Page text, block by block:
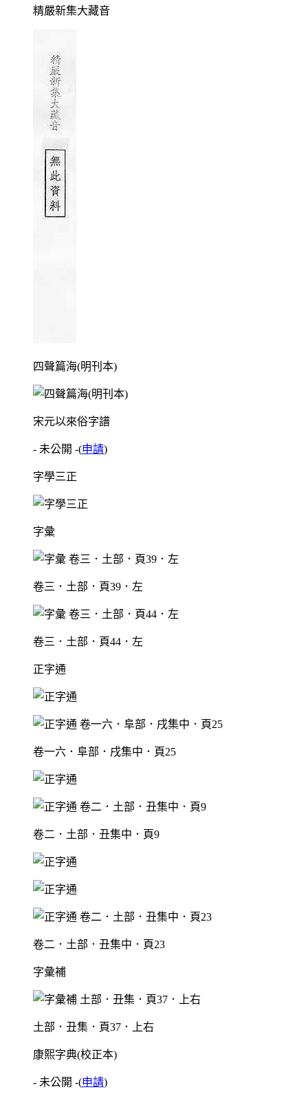
精嚴新集大藏音
四聲篇海(明刊本)
宋元以來俗字譜
- 未公開 -(申請)
字學三正
字彙
卷三．土部．頁39．左
卷三．土部．頁44．左
正字通
卷一六．阜部．戌集中．頁25
卷二．土部．丑集中．頁9
卷二．土部．丑集中．頁23
字彙補
土部．丑集．頁37．上右
康熙字典(校正本)
- 未公開 -(申請)